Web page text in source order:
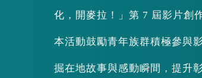
化，開麥拉！」第 7 屆影片創
本活動鼓勵青年族群積極參與
掘在地故事與感動瞬間，提升